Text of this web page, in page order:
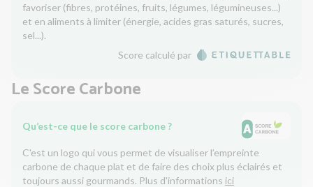
favoriser (fibres, protéines, fruits, légumes, légumineuses...)
et en aliments à limiter (énergie, acides gras saturés, sucres,
sel...).
Score calculé par
Le Score Carbone
Qu’est-ce que le score carbone ?
C'est un logo qui vous permet de visualiser l’empreinte
carbone de chaque plat et de faire des choix plus éclairés et
toujours aussi gourmands. Plus d'informations ici